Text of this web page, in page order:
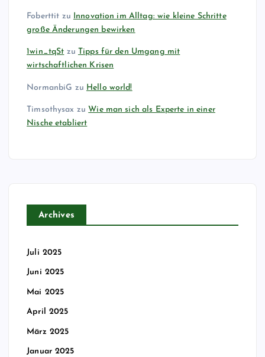
Foberttit zu Innovation im Alltag: wie kleine Schritte
große Änderungen bewirken
1win_tqSt zu Tipps für den Umgang mit
wirtschaftlichen Krisen
NormanbiG zu Hello world!
Timsothysax zuWie man sich als Experte in einer
Nische etabliert
Archives
Juli 2025
Juni 2025
Mai 2025
April 2025
März 2025
Januar 2025